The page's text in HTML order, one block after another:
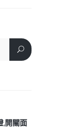
,開關面